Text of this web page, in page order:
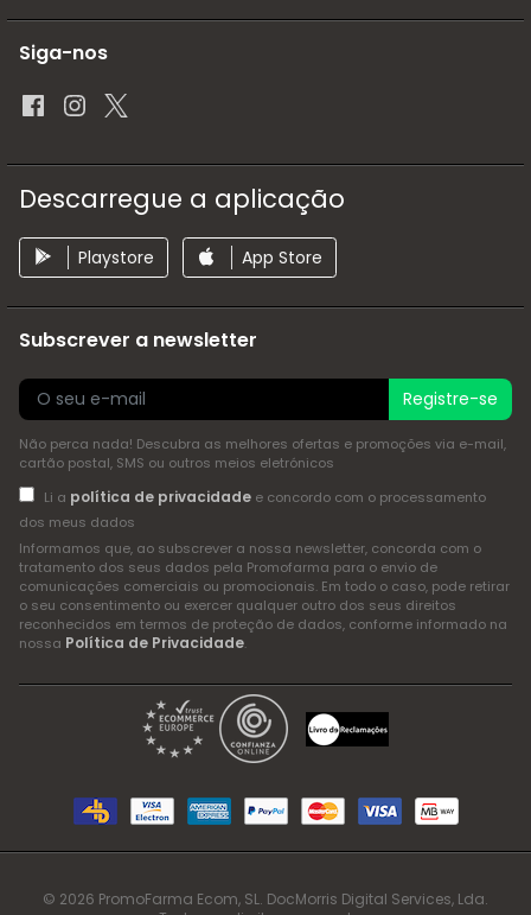
Siga-nos
Descarregue a aplicação
Playstore App Store
Subscrever a newsletter
Registre-se
Não perca nada! Descubra as melhores ofertas e promoções via e-mail,
cartão postal, SMS ou outros meios eletrónicos
Li a política de privacidadee concordo com o processamento
dos meus dados
Informamos que, ao subscrever a nossa newsletter, concorda com o
tratamento dos seus dados pela Promofarma para o envio de
comunicações comerciais ou promocionais. Em todo o caso, pode retirar
o seu consentimento ou exercer qualquer outro dos seus direitos
reconhecidos em termos de proteção de dados, conforme informado na
nossa Política de Privacidade.
© 2026 PromoFarma Ecom, SL. DocMorris Digital Services, Lda.